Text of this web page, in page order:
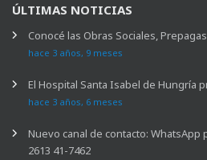
ÚLTIMAS NOTICIAS
Conocé las Obras Sociales,
hace 3 años, 9 meses
El Hospital Santa Isabel de Hungría
hace 3 años, 6 meses
Nuevo canal de contacto:
2613 41-7462